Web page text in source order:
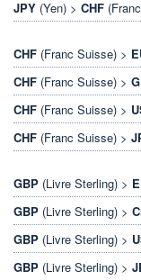
JPY (Yen) > CHF
CHF (Franc Suisse) >
CHF (Franc Suisse) >
CHF (Franc Suisse) >
CHF (Franc Suisse) >
GBP (Livre Sterling) >
GBP (Livre Sterling) >
GBP (Livre Sterling) >
GBP (Livre Sterling) >